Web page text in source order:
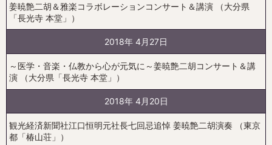
姜暁艶二胡＆雅楽コラボレーションコンサート＆講演 （大分県
「長光寺 本堂」）
2018年 4月27日
～医学・音楽・仏教から心が元気に～姜暁艶二胡コンサート＆講
演 （大分県「長光寺 本堂」）
2018年 4月20日
観光経済新聞社江口恒明元社長七回忌追悼 姜暁艶二胡演奏 （東京
都「椿山荘」）